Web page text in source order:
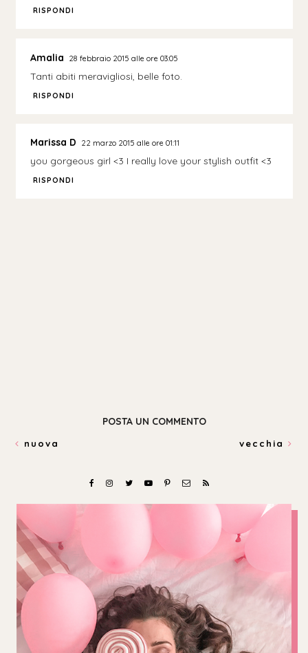
RISPONDI
Amalia 28 febbraio 2015 alle ore 03:05
Tanti abiti meravigliosi, belle foto.
RISPONDI
Marissa D 22 marzo 2015 alle ore 01:11
you gorgeous girl <3 I really love your stylish outfit <3
RISPONDI
POSTA UN COMMENTO
nuova vecchia